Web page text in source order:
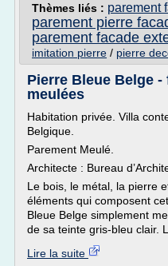
Thèmes liés : parement
parement pierre
parement facade
imitation pierre / pierre
Pierre Bleue Belge
meulées
Habitation privée. Villa
Belgique.
Parement Meulé.
Architecte : Bureau
Le bois, le métal, la pierre
éléments qui composent
Bleue Belge simplement
de sa teinte gris-bleu clair.
Lire la suite